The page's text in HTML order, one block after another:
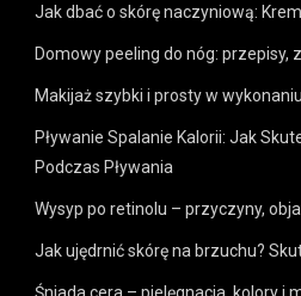
Jak dbać o skórę naczyniową:
Domowy peeling do nóg: przepisy,
Makijaż szybki i prosty w
Pływanie Spalanie Kalorii: Jak
Podczas Pływania
Wysyp po retinolu – przyczyny,
Jak ujędrnić skórę na brzuchu?
Śniada cera – pielęgnacja, kolory i